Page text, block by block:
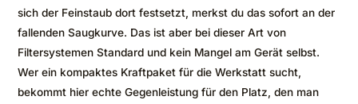
sich der Feinstaub dort festsetzt, merkst du das sofort an der
fallenden Saugkurve. Das ist aber bei dieser Art von
Filtersystemen Standard und kein Mangel am Gerät selbst.
Wer ein kompaktes Kraftpaket für die Werkstatt sucht,
bekommt hier echte Gegenleistung für den Platz, den man